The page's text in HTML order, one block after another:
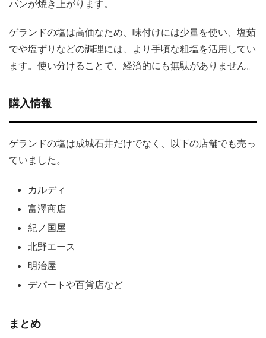
パンが焼き上がります。
ゲランドの塩は高価なため、味付けには少量を使い、塩茹
でや塩ずりなどの調理には、より手頃な粗塩を活用してい
ます。使い分けることで、経済的にも無駄がありません。
購入情報
ゲランドの塩は成城石井だけでなく、以下の店舗でも売っ
ていました。
カルディ
富澤商店
紀ノ国屋
北野エース
明治屋
デパートや百貨店など
まとめ